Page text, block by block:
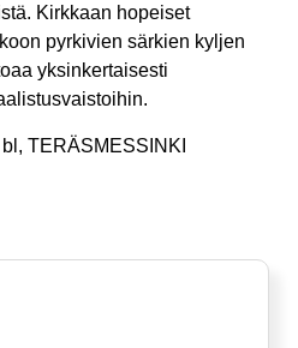
Kirkkaan hopeiset
pyrkivien särkien kyljen
yksinkertaisesti
TERÄSMESSINKI